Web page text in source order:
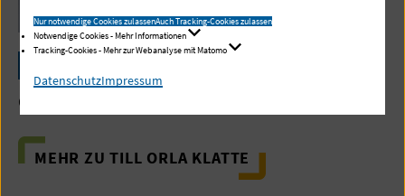
Chefarzt, Orthopädie und Unfallchirurgie
MEHR ZU TILL ORLA KLATTE
Nur notwendige Cookies zulassenAuch Tracking-Cookies zulassen
Notwendige Cookies - Mehr Informationen
Tracking-Cookies - Mehr zur Webanalyse mit Matomo
DatenschutzImpressum